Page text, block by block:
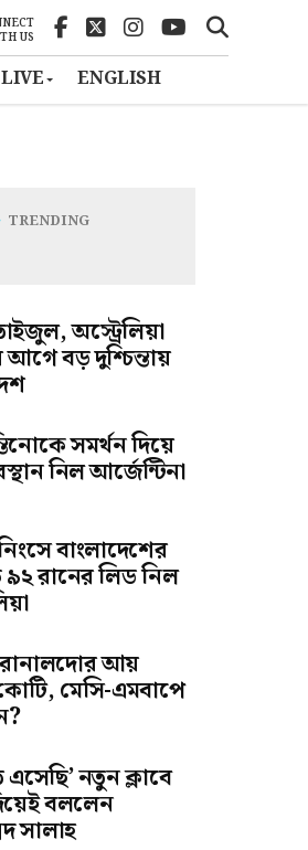
US
LIVE ENGLISH
TRENDING
অস্ট্রেলিয়া
আগে বড় দুশ্চিন্তায়
সমর্থন দিয়ে
নিল আর্জেন্টিনা
বাংলাদেশের
৯২ রানের লিড নিল
আয়
মেসি-এমবাপে
নতুন ক্লাবে
বললেন
সালাহ